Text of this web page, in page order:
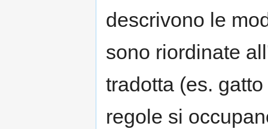
descrivono le
sono riordinate
tradotta (es.
regole si